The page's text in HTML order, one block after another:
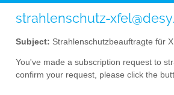
strahlenschutz-
Subject: Strahlenschutzbeauftragte für
You've made a subscription request to
confirm your request, please click the